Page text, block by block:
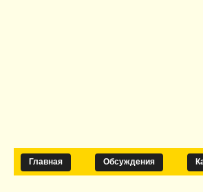
Главная Обсуждения